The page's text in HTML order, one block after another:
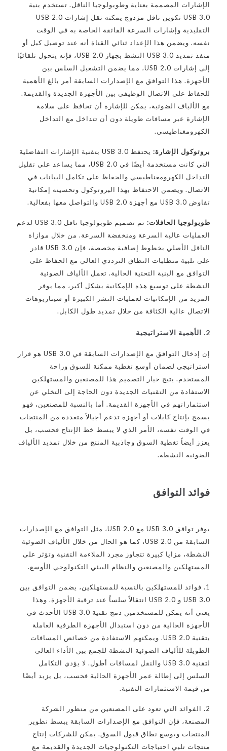
الإشارات المصممة بعناية وطوبولوجيا الناقل. تستخدم بنية
USB 3.0 تكوين ناقل مزدوج يمكنه نقل إشارات USB 2.0
التقليدية وإشارات السرعة الفائقة الخاصة به في الوقت
نفسه. ويضمن هذا الإعداد ثنائي القناة أنه عند توصيل كبل أو
منفذ تمديد USB 3.0 النشط بجهاز USB 2.0، فإنه يتحول تلقائيًا
إلى إشارات USB 2.0، مما يضمن التشغيل السلس بين
الأجهزة. هذا التوافق مع الإصدارات السابقة أمر بالغ الأهمية
للحفاظ على الاتصال الوظيفي بين الأجهزة الجديدة والقديمة.
مع الألياف الضوئية، يمكن للإشارة أن تحافظ على سلامة
الإشارة عبر مسافات طويلة دون أن تتداخل مع التداخل
الكهرومغناطيسي.
بروتوكول الإشارة:
يحتفظ USB 3.0 بتقنية الإشارات التفاضلية
التي كانت مستخدمة أيضًا في USB 2.0، مما يساعد على تقليل
التداخل الكهرومغناطيسي والحفاظ على تكامل البيانات في
الاتصال. ويضمن الاحتفاظ بهذا البروتوكول وتحسينه إمكانية
تفاوض USB 3.0 مع أجهزة USB 2.0 والتواصل معها بفعالية.
طوبولوجيا الحافلات:
تم تصميم طوبولوجيا ناقل USB 3.0 لدعم
العمليات عالية السرعة ومنخفضة السرعة. من خلال موازاة
الناقل الأصلي بخطوط إضافية مخصصة، فإن USB 3.0 قادر
على تلبية متطلبات النطاق الترددي العالي مع الحفاظ على
التوافق مع البنية التحتية الحالية. تعمل الألياف الضوئية
النشطة على توسيع هذه الإمكانية بشكل أكبر، مما يوفر
المزيد من الإمكانيات لعمليات النشر الكبيرة أو سيناريوهات
الاتصال عالية الكثافة من خلال تمديد طول الكابل.
2. الأهمية الاستراتيجية
إن إدخال التوافق مع الإصدارات السابقة في USB 3.0 هو قرار
استراتيجي لضمان أوسع تغطية ممكنة للسوق وراحة
المستخدم. يتيح خيار التصميم هذا للمصنعين والمستهلكين
الاستفادة من التقنيات الجديدة دون الحاجة إلى التخلي عن
استثماراتهم في الأجهزة القديمة. أما بالنسبة للمصنعين، فهو
يسمح بإنتاج كابلات أو أجهزة تدعم أجيالاً متعددة من المنتجات
في الوقت نفسه، الأمر الذي لا يبسط خط الإنتاج فحسب، بل
يعزز أيضاً تغطية السوق وجاذبية المنتج من خلال تمديد الألياف
الضوئية النشطة.
فوائد التوافق
يوفر توافق USB 3.0 مع USB 2.0، مثل التوافق مع الإصدارات
السابقة من USB 2.0، كما هو الحال من خلال الألياف الضوئية
النشطة، مزايا كبيرة تتجاوز مجرد الملاءمة التقنية وتؤثر على
المستهلكين والمصنعين والنظام البيئي التكنولوجي الأوسع.
1. فوائد للمستهلكين بالنسبة للمستهلكين، يضمن التوافق بين
USB 3.0 و USB 2.0 انتقالاً سلساً عند ترقية الأجهزة. وهذا
يعني أنه يمكن للمستخدمين دمج تقنية USB 3.0 الأحدث في
الأجهزة الحالية من دون استبدال الأجهزة الطرفية العاملة
بتقنية USB 2.0. ويمكنهم الاستفادة من خصائص المسافات
الطويلة للألياف الضوئية النشطة للجمع بين الأداء العالي
لتقنية USB 3.0 والنقل لمسافات أطول. لا يؤدي التكامل
السلس إلى إطالة عمر الأجهزة الحالية فحسب، بل يزيد أيضًا
من قيمة الاستثمارات التقنية.
2. الفوائد التي تعود على المصنعين من منظور الشركة
المصنعة، فإن التوافق مع الإصدارات السابقة يبسط تطوير
المنتجات ويوسع نطاق قبول السوق. يمكن للشركات إنتاج
منتجات تلبي احتياجات التكنولوجيات الجديدة والقديمة مع